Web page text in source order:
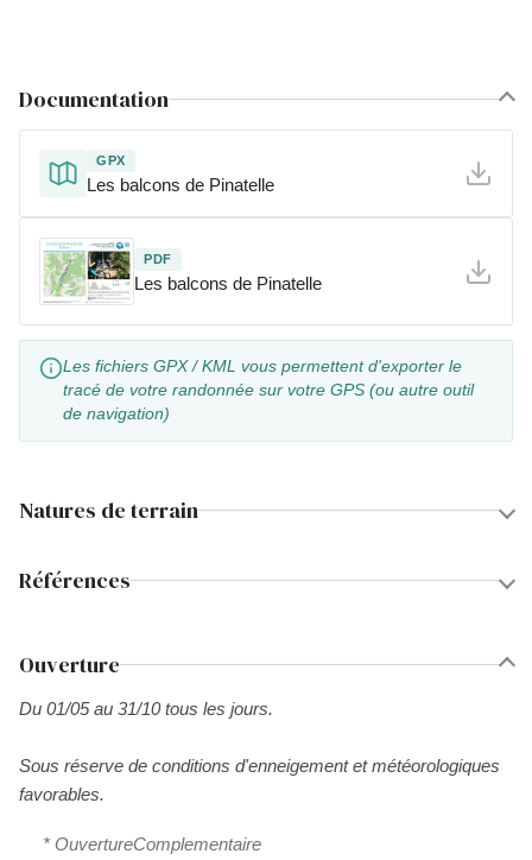
Documentation
GPX
Les balcons de Pinatelle
PDF
Les balcons de Pinatelle
Les fichiers GPX / KML vous permettent d'exporter le
tracé de votre randonnée sur votre GPS (ou autre outil
de navigation)
Natures de terrain
Références
Ouverture
Du 01/05 au 31/10 tous les jours.
Sous réserve de conditions d'enneigement et météorologiques
favorables.
* OuvertureComplementaire